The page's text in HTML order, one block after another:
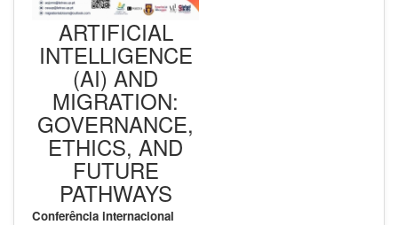
ARTIFICIAL
INTELLIGENCE
(AI) AND
MIGRATION:
GOVERNANCE,
ETHICS, AND
FUTURE
PATHWAYS
Conferência internacional